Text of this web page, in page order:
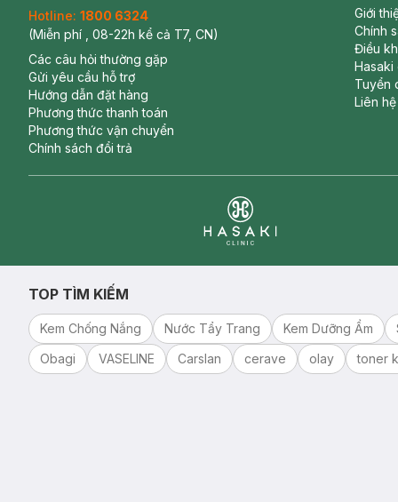
Hotline: 1800 6324
(Miễn phí , 08-22h kể cả T7, CN)
Các câu hỏi thường gặp
Gửi yêu cầu hỗ trợ
Hướng dẫn đặt hàng
Phương thức thanh toán
Phương thức vận chuyển
Chính sách đổi trả
Giới
Chính
Điều
Hasaki
Tuyển
Liên hệ
TOP TÌM KIẾM
Kem Chống Nắng Nước Tẩy Trang Kem Dưỡng Ẩm
Obagi
VASELINE Carslan cerave olay toner